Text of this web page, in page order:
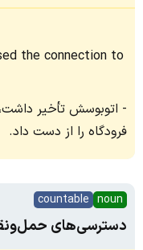
the connection to
اتوبوسش تأخیر
فرودگاه را از دست داد.
noun
countable
دسترسی‌های